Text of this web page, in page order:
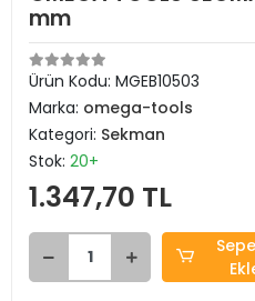
mm
Ürün Kodu: MGEB10503
Marka: omega-tools
Kategori: Sekman
Stok: 20+
1.347,70 TL